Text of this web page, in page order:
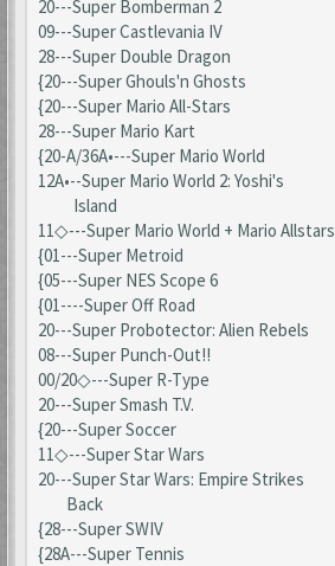
20---Super Bomberman 2
09---Super Castlevania IV
28---Super Double Dragon
{20---Super Ghouls'n Ghosts
{20---Super Mario All-Stars
28---Super Mario Kart
{20-A/36A•---Super Mario World
12A•--Super Mario World 2: Yoshi's
Island
11◇---Super Mario World + Mario Allstars
{01---Super Metroid
{05---Super NES Scope 6
{01----Super Off Road
20---Super Probotector: Alien Rebels
08---Super Punch-Out!!
00/20◇---Super R-Type
20---Super Smash T.V.
{20---Super Soccer
11◇---Super Star Wars
20---Super Star Wars: Empire Strikes
Back
{28---Super SWIV
{28A---Super Tennis